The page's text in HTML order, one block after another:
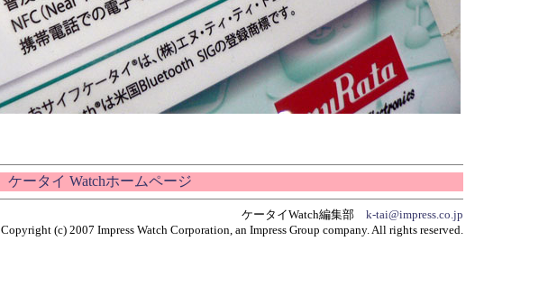
ケータイ Watchホームページ
ケータイWatch編集部 k-tai@impress.co.jp
Copyright (c) 2007 Impress Watch Corporation, an Impress Group company. All rights reserved.